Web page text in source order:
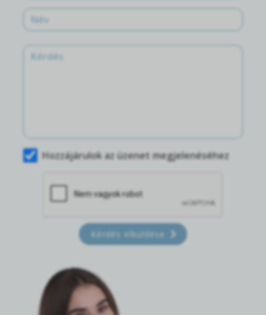
Hozzájárulok az üzenet megjelenéséhez
Kérdés elküldése